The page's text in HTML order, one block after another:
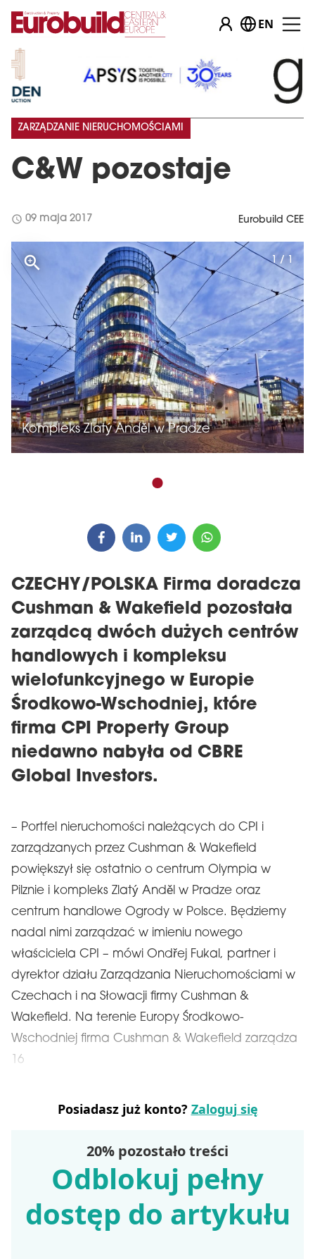
EN
C&W pozostaje
ZARZĄDZANIE NIERUCHOMOŚCIAMI
schedule 09 maja 2017 Eurobuild CEE
Kompleks Zlatý Anděl w Pradze
1 / 1
CZECHY/POLSKA Firma doradcza
Cushman & Wakefield pozostała
zarządcą dwóch dużych centrów
handlowych i kompleksu
wielofunkcyjnego w Europie
Środkowo-Wschodniej, które
firma CPI Property Group
niedawno nabyła od CBRE
Global Investors.
– Portfel nieruchomości należących do CPI i
zarządzanych przez Cushman & Wakefield
powiększył się ostatnio o centrum Olympia w
Pilznie i kompleks Zlatý Anděl w Pradze oraz
centrum handlowe Ogrody w Polsce. Będziemy
nadal nimi zarządzać w imieniu nowego
właściciela CPI – mówi Ondřej Fukal, partner i
dyrektor działu Zarządzania Nieruchomościami w
Czechach i na Słowacji firmy Cushman &
Wakefield. Na terenie Europy Środkowo-
Wschodniej firma Cushman & Wakefield zarządza
16
Posiadasz już konto? Zaloguj się
20% pozostało treści
Odblokuj pełny
dostęp do artykułu